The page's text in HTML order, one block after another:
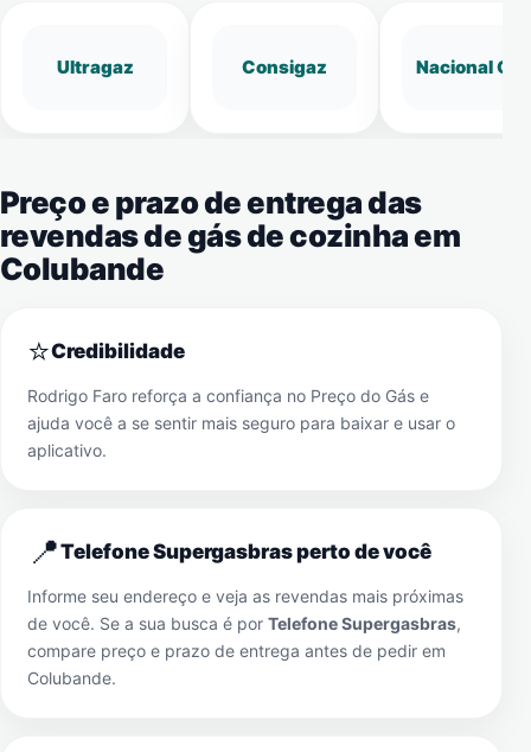
Ultragaz Consigaz Nacional Gás
Preço e prazo de entrega das
revendas de gás de cozinha em
Colubande
⭐Credibilidade
Rodrigo Faro reforça a confiança no Preço do Gás e
ajuda você a se sentir mais seguro para baixar e usar o
aplicativo.
📍Telefone Supergasbras perto de você
Informe seu endereço e veja as revendas mais próximas
de você. Se a sua busca é por Telefone Supergasbras,
compare preço e prazo de entrega antes de pedir em
Colubande.